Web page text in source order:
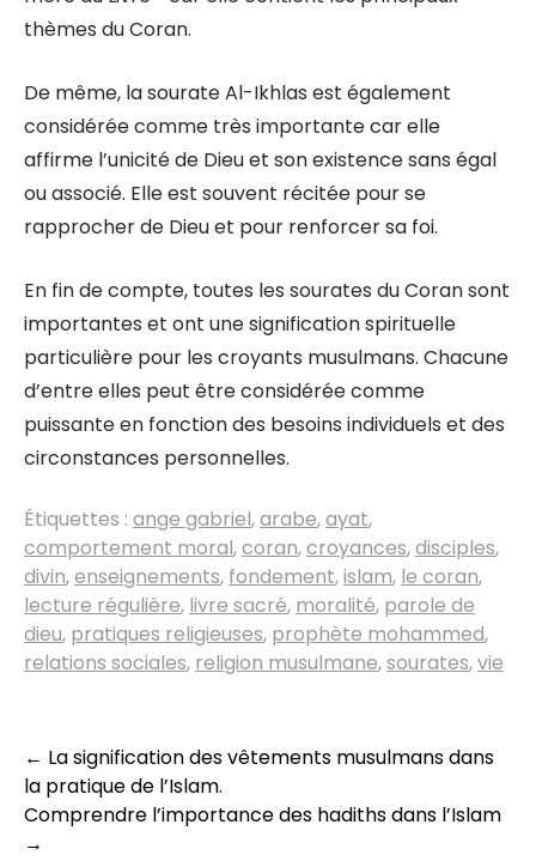
thèmes du Coran.
De même, la sourate Al-Ikhlas est également
considérée comme très importante car elle
affirme l’unicité de Dieu et son existence sans égal
ou associé. Elle est souvent récitée pour se
rapprocher de Dieu et pour renforcer sa foi.
En fin de compte, toutes les sourates du Coran sont
importantes et ont une signification spirituelle
particulière pour les croyants musulmans. Chacune
d’entre elles peut être considérée comme
puissante en fonction des besoins individuels et des
circonstances personnelles.
Étiquettes : ange gabriel,arabe,ayat,
comportement moral,coran,croyances,disciples,
divin,enseignements, fondement,islam, le coran,
lecture régulière, livre sacré, moralité, parole de
dieu, pratiques religieuses, prophète mohammed,
relations sociales, religion musulmane,sourates,vie
Navigation
des
articles
← La signification des vêtements musulmans dans
la pratique de l’Islam.
Comprendre l’importance des hadiths dans l’Islam
→